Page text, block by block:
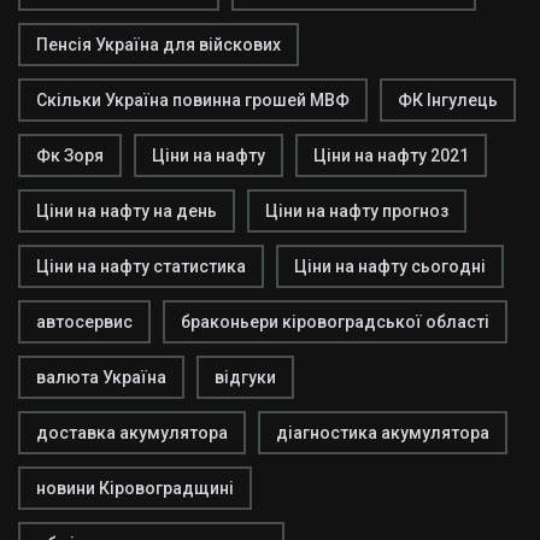
Пенсія Україна для війскових
Скільки Україна повинна грошей МВФ ФК Інгулець
Фк Зоря Ціни на нафту Ціни на нафту 2021
Ціни на нафту на день Ціни на нафту прогноз
Ціни на нафту статистика Ціни на нафту сьогодні
автосервис браконьери кіровоградської області
валюта Україна відгуки
доставка акумулятора діагностика акумулятора
новини Кіровоградщині